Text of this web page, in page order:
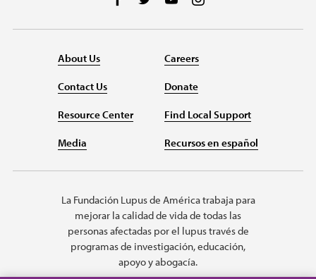
About Us
Contact Us
Resource Center
Media
Careers
Donate
Find Local Support
Recursos en español
La Fundación Lupus de América trabaja para
mejorar la calidad de vida de todas las
personas afectadas por el lupus través de
programas de investigación, educación,
apoyo y abogacía.